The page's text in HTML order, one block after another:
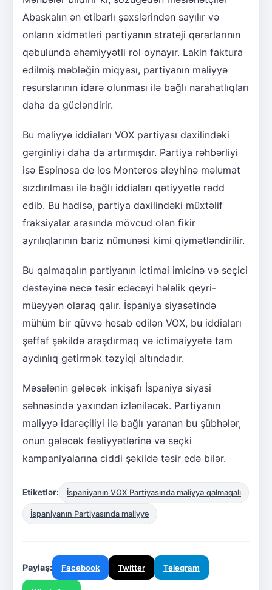
Abaskalın ən etibarlı şəxslərindən sayılır və
onların xidmətləri partiyanın strateji qərarlarının
qəbulunda əhəmiyyətli rol oynayır. Lakin faktura
edilmiş məbləğin miqyası, partiyanın maliyyə
resurslarının idarə olunması ilə bağlı narahatlıqları
daha da gücləndirir.
Bu maliyyə iddiaları VOX partiyası daxilindəki
gərginliyi daha da artırmışdır. Partiya rəhbərliyi
isə Espinosa de los Monteros əleyhinə məlumat
sızdırılması ilə bağlı iddiaları qətiyyətlə rədd
edib. Bu hadisə, partiya daxilindəki müxtəlif
fraksiyalar arasında mövcud olan fikir
ayrılıqlarının bariz nümunəsi kimi qiymətləndirilir.
Bu qalmaqalın partiyanın ictimai imicinə və seçici
dəstəyinə necə təsir edəcəyi hələlik qeyri-
müəyyən olaraq qalır. İspaniya siyasətində
mühüm bir qüvvə hesab edilən VOX, bu iddiaları
şəffaf şəkildə araşdırmaq və ictimaiyyətə tam
aydınlıq gətirmək təzyiqi altındadır.
Məsələnin gələcək inkişafı İspaniya siyasi
səhnəsində yaxından izləniləcək. Partiyanın
maliyyə idarəçiliyi ilə bağlı yaranan bu şübhələr,
onun gələcək fəaliyyətlərinə və seçki
kampaniyalarına ciddi şəkildə təsir edə bilər.
Etiketlər: İspaniyanın VOX Partiyasında maliyyə qalmaqalı
İspaniyanın Partiyasında maliyyə
Paylaş: Facebook Twitter Telegram